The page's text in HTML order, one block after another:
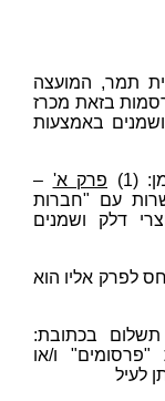
תמר, המועצה
בזאת מכרז
באמצעות
(1) פרק א' –
עם "חברות
דלק ושמנים
לפרק אליו הוא
תשלום בכתובת:
ו/או
לעיל